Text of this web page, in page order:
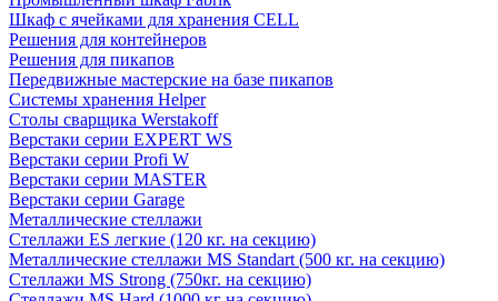
Шкаф с ячейками для хранения CELL
Решения для контейнеров
Решения для пикапов
Передвижные мастерские на базе пикапов
Системы хранения Helper
Столы сварщика Werstakoff
Верстаки серии EXPERT WS
Верстаки серии Profi W
Верстаки серии MASTER
Верстаки серии Garage
Металлические стеллажи
Стеллажи ES легкие (120 кг. на секцию)
Металлические стеллажи MS Standart (500 кг. на секцию)
Стеллажи MS Strong (750кг. на секцию)